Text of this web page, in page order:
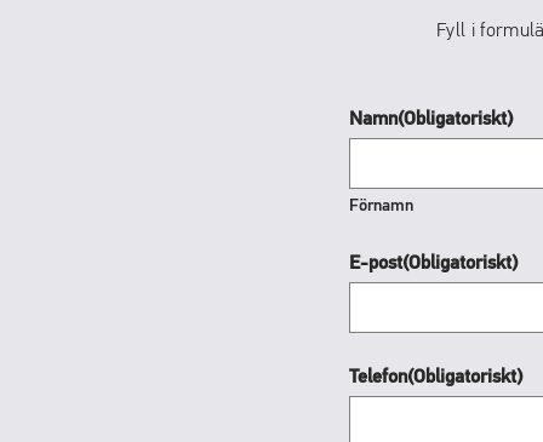
Fyll i
Namn(Obligatoriskt)
Förnamn
E-post(Obligatoriskt)
Telefon(Obligatoriskt)